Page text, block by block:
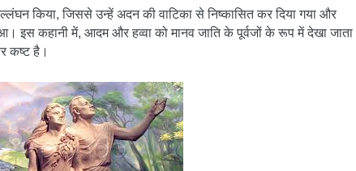
किया, जिससे उन्हें अदन की वाटिका से निष्कासित कर दिया गया और
इस कहानी में, आदम और हव्वा को मानव जाति के पूर्वजों के रूप में देखा जाता
कष्ट है।